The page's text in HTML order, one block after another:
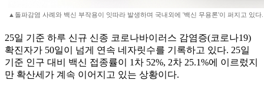
▲돌파감염 사례와 백신 부작용이 잇따라 발생하며 국내외에 '백신 무용론'이 퍼지고 있다.
25일 기준 하루 신규 신종 코로나바이러스 감염증(코로나19)
확진자가 50일이 넘게 연속 네자릿수를 기록하고 있다. 25일
기준 인구 대비 백신 접종률이 1차 52%, 2차 25.1%에 이르렀지
만 확산세가 계속 이어지고 있는 상황이다.